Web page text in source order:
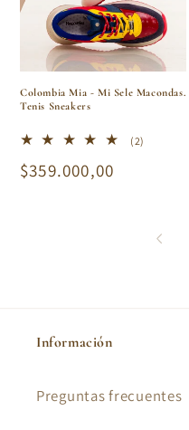
Colombia Mia - Mi Sele Macondas.
Tenis Sneakers
(2)
Precio
$359.000,00
Información
Preguntas frecuentes